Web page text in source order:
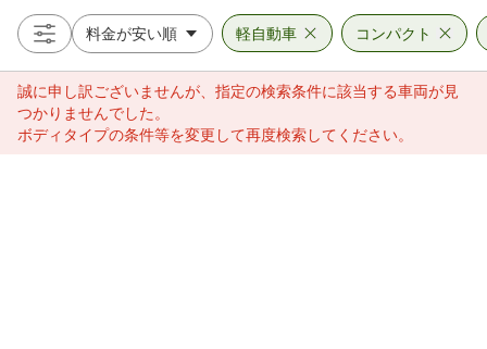
軽自動車 コンパクト
誠に申し訳ございませんが、指定の検索条件に該当する車両が見
つかりませんでした。
ボディタイプの条件等を変更して再度検索してください。